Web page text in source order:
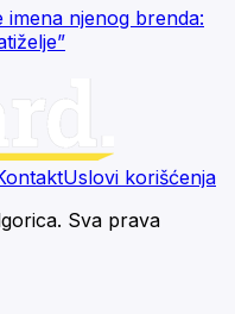
njenog brenda:
Uslovi korišćenja
Sva prava